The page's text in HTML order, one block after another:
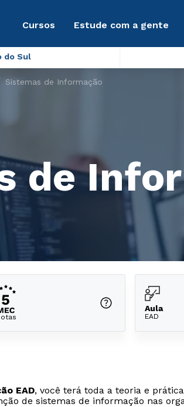
Cursos Estude com a gente
do Sul
Sistemas de Informação
de
Aula
EAD
EAD, você terá toda a teoria e
de sistemas de informação nas